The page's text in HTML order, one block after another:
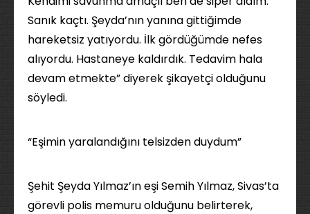
Sanık kaçtı. Şeyda’nın yanına gittiğimde
hareketsiz yatıyordu. İlk gördüğümde nefes
alıyordu. Hastaneye kaldırdık. Tedavim hala
devam etmekte” diyerek şikayetçi olduğunu
söyledi.
“Eşimin yaralandığını telsizden duydum”
Şehit Şeyda Yılmaz’ın eşi Semih Yılmaz, Sivas’ta
görevli polis memuru olduğunu belirterek,